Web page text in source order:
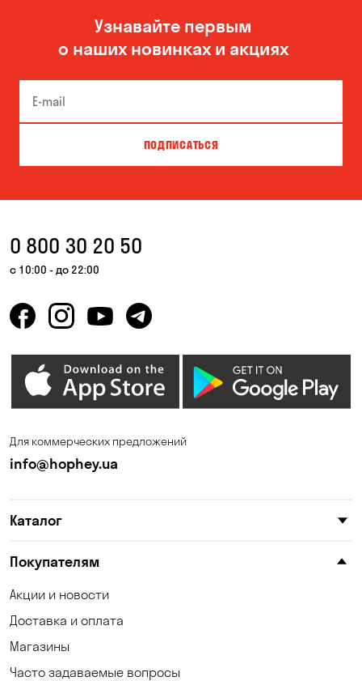
Узнавайте первым
о наших новинках и акциях
ПОДПИСАТЬСЯ
0 800 30 20 50
с 10:00 - до 22:00
Для коммерческих предложений
info@hophey.ua
Каталог
Покупателям
Акции и новости
Доставка и оплата
Магазины
Часто задаваемые вопросы